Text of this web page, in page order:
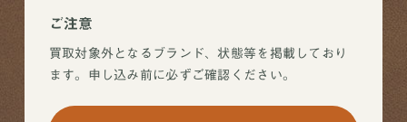
ご注意
買取対象外となるブランド、状態等を掲載しており
ます。申し込み前に必ずご確認ください。